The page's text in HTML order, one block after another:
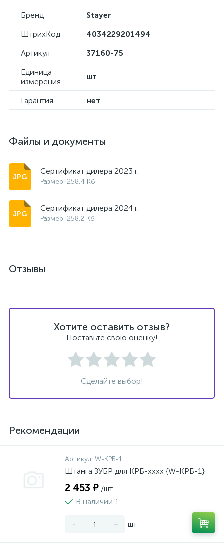
Бренд
Stayer
ШтрихКод
4034229201494
Артикул
37160-75
Единица
измерения
шт
Гарантия нет
Файлы и документы
Сертификат дилера 2023 г.
Размер: 258.4 Кб
Сертификат дилера 2024 г.
Размер: 258.2 Кб
Отзывы
Хотите оставить отзыв?
Поставьте свою оценку!
Сделайте выбор!
Рекомендации
Артикул: W-КРБ-1
Штанга ЗУБР для КРБ-хххх {W-КРБ-1}
2 453 ₽ /шт
В наличии 1
- + шт